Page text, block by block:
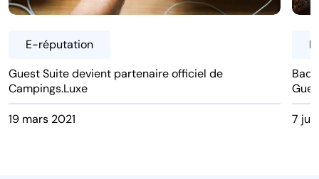
E-réputation
Guest Suite devient partenaire officiel de
Campings.Luxe
19 mars 2021
Bad
7